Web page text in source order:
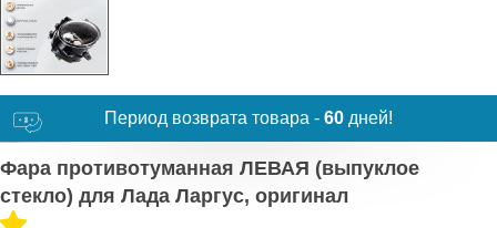
Период возврата товара - 60 дней!
Фара противотуманная ЛЕВАЯ (выпуклое
стекло) для Лада Ларгус, оригинал